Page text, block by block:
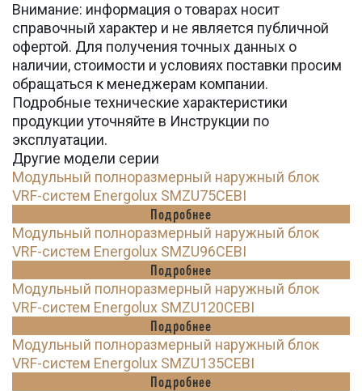
Внимание: информация о товарах носит
справочный характер и не является публичной
офертой. Для получения точных данных о
наличии, стоимости и условиях поставки просим
обращаться к менеджерам компании.
Подробные технические характеристики
продукции уточняйте в Инструкции по
эксплуатации.
Другие модели серии
Модульный полноразмерный наружный блок
VRF-систем Energolux SMZU75CEBI
Подробнее
Модульный полноразмерный наружный блок
VRF-систем Energolux SMZU96CEBI
Подробнее
Модульный полноразмерный наружный блок
VRF-систем Energolux SMZU120CEBI
Подробнее
Модульный полноразмерный наружный блок
VRF-систем Energolux SMZU135CEBI
Подробнее